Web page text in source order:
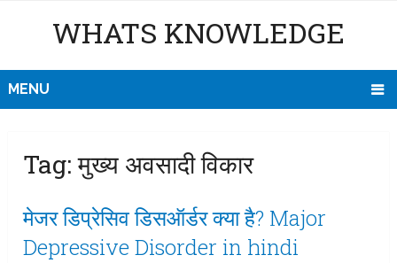
WHATS KNOWLEDGE
MENU
Tag:मुख्य अवसादी विकार
मेजर डिप्रेसिव डिसऑर्डर क्या है? Major
Depressive Disorder in hindi